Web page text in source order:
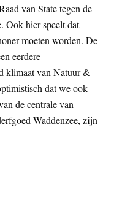
van State tegen de
Ook hier speelt dat
moeten worden. De
eerdere
klimaat van Natuur &
dat we ook
de centrale van
Waddenzee, zijn